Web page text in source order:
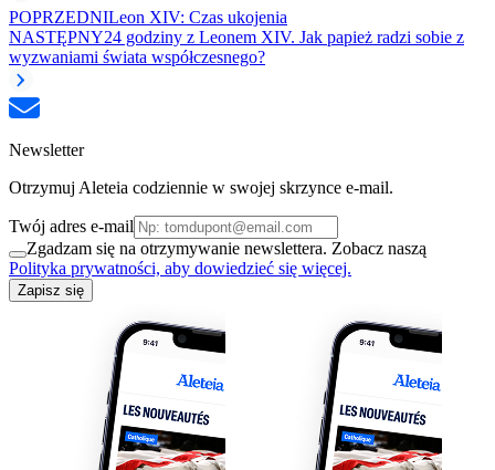
POPRZEDNILeon XIV: Czas ukojenia
NASTĘPNY24 godziny z Leonem XIV. Jak papież radzi sobie z
wyzwaniami świata współczesnego?
Newsletter
Otrzymuj Aleteia codziennie w swojej skrzynce e-mail.
Twój adres e-mail
Zgadzam się na otrzymywanie newslettera. Zobacz naszą
Polityka prywatności, aby dowiedzieć się więcej.
Zapisz się